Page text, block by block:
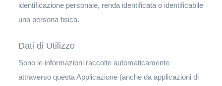
identificazione personale, renda identificata o identificabile
una persona fisica.
Dati di Utilizzo
Sono le informazioni raccolte automaticamente
attraverso questa Applicazione (anche da applicazioni di